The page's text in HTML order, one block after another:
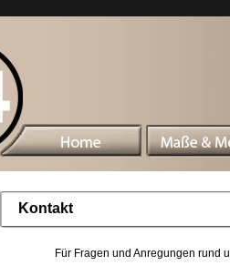
Kontakt
Für Fragen und Anregungen rund